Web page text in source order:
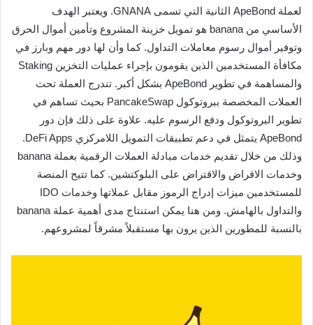
لعملة ApeBond الثانية التي تسمى GNANA. ويعتبر الهدف
الأساسي من banana هو تمويل خزينة المشروع وتأمين أموال الحرق
وتوفير أموال رسوم معاملات التداول. كما وأن لها دور مهم وبارز في
مكافأة المستخدمين الذين يقومون بإجراء عمليات التخزين Staking
والمساهمة في تطوير ApeBond بشكل أكبر. تندرج العملة تحت
العملات المخصصة ببروتوكول PancakeSwap بحيث تساهم في
تطوير البروتوكول ودفع الرسوم عليه. علاوة على ذلك فإن دور
ApeBond يتمثل في دعم تطبيقات التمويل اللامركزي DeFi Apps.
وذلك من خلال تقديم خدمات مبادلة العملات الرقمية بعملة banana
وخدمات الاقراض والاقتراض على البلوكتشين. كما تتيح المنصة
للمستخدمين ميزات إدراج الرموز مقابل عملاتها وخدمات IDO
والتداول بالهامش. ومن هنا يمكن استنتاج مدى أهمية عملة banana
بالنسبة للمطورين الذين يرون بها مستقبلاً مشرقاً لمشروعهم.